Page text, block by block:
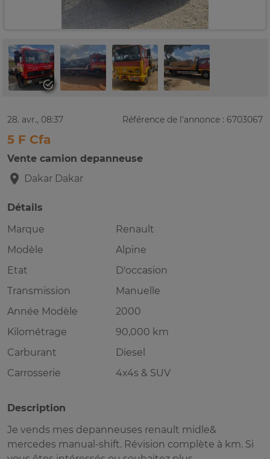
28. avr., 08:37 Référence de l'annonce : 6703067
5 F Cfa
Vente camion depanneuse
Dakar Dakar
Détails
Marque
Renault
Modèle
Alpine
Etat
D'occasion
Transmission
Manuelle
Année Modèle
2000
Kilométrage
90,000 km
Carburant
Diesel
Carrosserie
4x4s & SUV
Description
Je vends mes depanneuses renault midle&
mercedes manual-shift. Révision complète à km. Si